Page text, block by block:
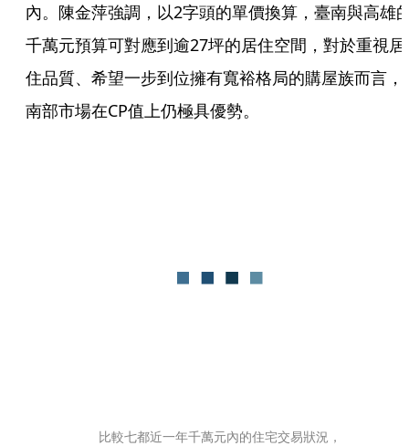
內。陳金萍強調，以2字頭的單價換算，臺南與高雄
千萬元預算可對應到逾27坪的居住空間，對於重視居
住品質、希望一步到位擁有寬裕格局的購屋族而言，
南部市場在CP值上仍極具優勢。
比較七都近一年千萬元內的住宅交易狀況，